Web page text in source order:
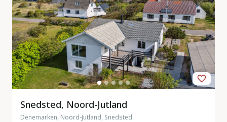
Snedsted, Noord-Jutland
Denemarken, Noord-Jutland, Snedsted